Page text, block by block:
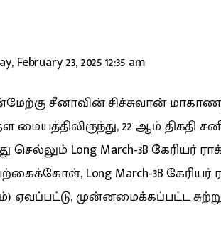
February 23, 2025 12:35 am
சீனாவின் சிச்சுவான்
மையத்திலிருந்து, 22 ஆம் திகதி
செல்லும் Long March-3B கேரியர்
Long March-3B கேரியர்
ஏவப்பட்டு, முன்னமைக்கப்பட்ட